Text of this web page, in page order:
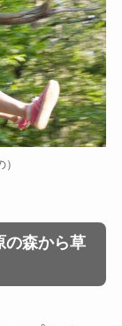
の森から草